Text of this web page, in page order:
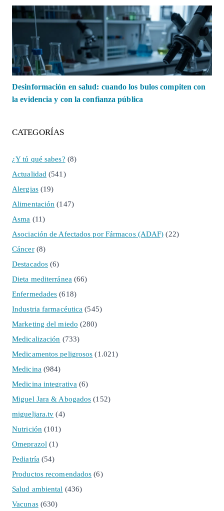
Desinformación en salud: cuando los bulos compiten con
la evidencia y con la confianza pública
CATEGORÍAS
¿Y tú qué sabes? (8)
Actualidad (541)
Alergias(19)
Alimentación (147)
Asma (11)
Asociación de Afectados por Fármacos (ADAF) (22)
Cáncer(8)
Destacados (6)
Dieta mediterránea(66)
Enfermedades (618)
Industria farmacéutica (545)
Marketing del miedo (280)
Medicalización (733)
Medicamentos peligrosos (1.021)
Medicina(984)
Medicina integrativa (6)
Miguel Jara & Abogados (152)
migueljara.tv (4)
Nutrición(101)
Omeprazol(1)
Pediatría(54)
Productos recomendados (6)
Salud ambiental (436)
Vacunas(630)